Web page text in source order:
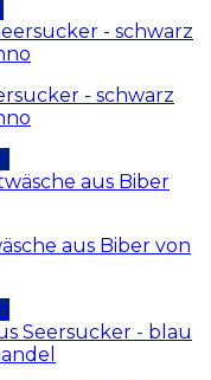
- schwarz
aus Biber von